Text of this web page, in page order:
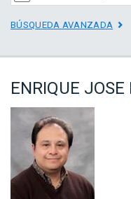
BÚSQUEDA AVANZADA
ENRIQUE